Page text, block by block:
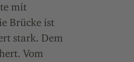
mit
Brücke ist
stark. Dem
Vom